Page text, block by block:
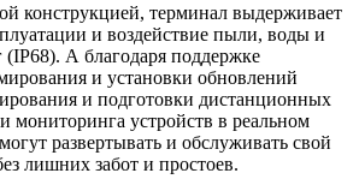
конструкцией, терминал выдерживает
и воздействие пыли, воды и
А благодаря поддержке
и установки обновлений
и подготовки дистанционных
мониторинга устройств в реальном
развертывать и обслуживать свой
лишних забот и простоев.